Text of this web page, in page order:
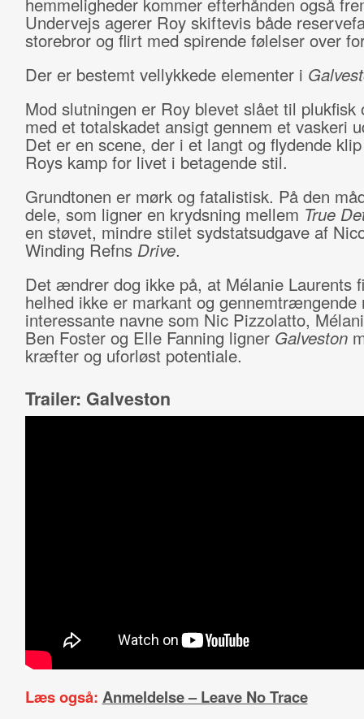
Undervejs agerer Roy skiftevis både
storebror og flirt med spirende følelser over
Der er bestemt vellykkede elementer i
Mod slutningen er Roy blevet slået til plukfisk
med et totalskadet ansigt gennem et vaskeri
Det er en scene, der i et langt og flydende
Roys kamp for livet i betagende stil.
Grundtonen er mørk og fatalistisk. På den
dele, som ligner en krydsning mellem True
en støvet, mindre stilet sydstatsudgave af
Winding Refns Drive.
Det ændrer dog ikke på, at Mélanie Laurents
helhed ikke er markant og gennemtrængende
interessante navne som Nic Pizzolatto,
Ben Foster og Elle Fanning ligner Galveston
kræfter og uforløst potentiale.
Trailer: Galveston
Læs også: Anmeldelse – Leave No Trace